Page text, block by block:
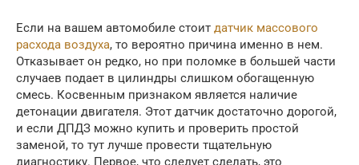
Если на вашем автомобиле стоит датчик массового
расхода воздуха, то вероятно причина именно в нем.
Отказывает он редко, но при поломке в большей части
случаев подает в цилиндры слишком обогащенную
смесь. Косвенным признаком является наличие
детонации двигателя. Этот датчик достаточно дорогой,
и если ДПДЗ можно купить и проверить простой
заменой, то тут лучше провести тщательную
диагностику. Первое, что следует сделать, это